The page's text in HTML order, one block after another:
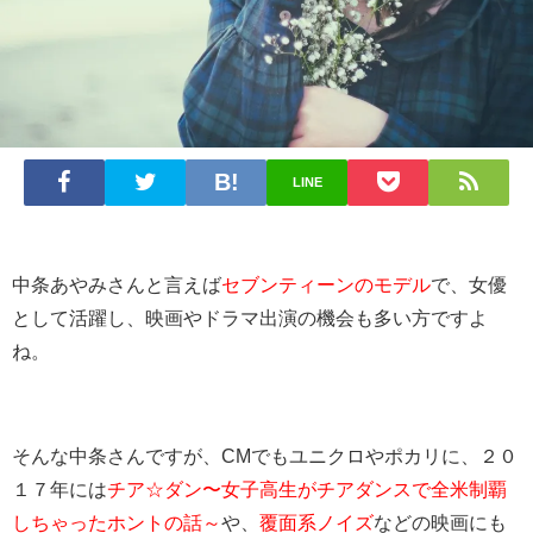
LINE
中条あやみさんと言えばセブンティーンのモデルで、女優
として活躍し、映画やドラマ出演の機会も多い方ですよ
ね。
そんな中条さんですが、CMでもユニクロやポカリに、２０
１７年にはチア☆ダン〜女子高生がチアダンスで全米制覇
しちゃったホントの話～や、 覆面系ノイズなどの映画にも